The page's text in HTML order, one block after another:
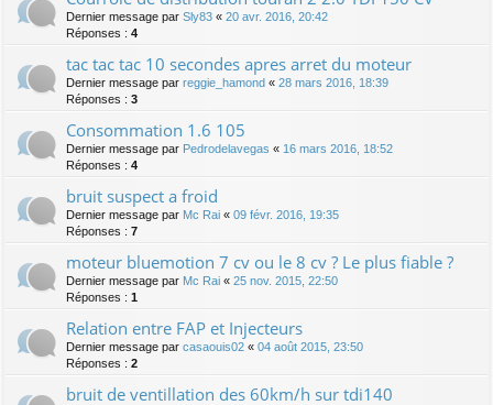
Dernier message par Sly83 « 20 avr. 2016, 20:42
Réponses : 4
tac tac tac 10 secondes apres arret du moteur
Dernier message par reggie_hamond « 28 mars 2016, 18:39
Réponses : 3
Consommation 1.6 105
Dernier message par Pedrodelavegas « 16 mars 2016, 18:52
Réponses : 4
bruit suspect a froid
Dernier message par Mc Rai « 09 févr. 2016, 19:35
Réponses : 7
moteur bluemotion 7 cv ou le 8 cv ? Le plus fiable ?
Dernier message par Mc Rai « 25 nov. 2015, 22:50
Réponses : 1
Relation entre FAP et Injecteurs
Dernier message par casaouis02 « 04 août 2015, 23:50
Réponses : 2
bruit de ventillation des 60km/h sur tdi140